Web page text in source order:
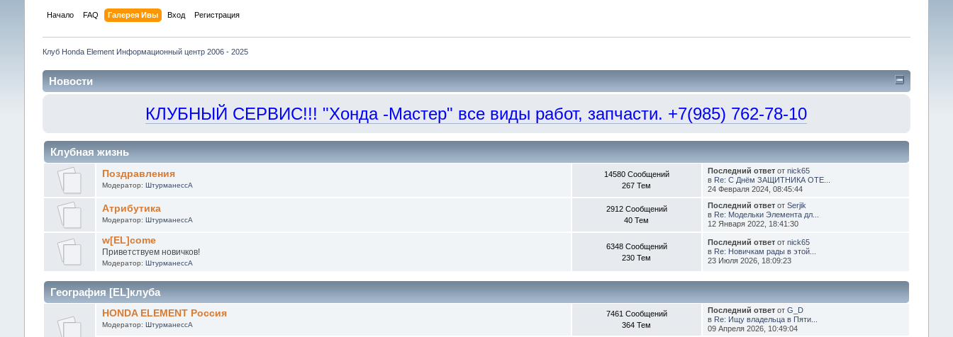
Начало FAQ Галерея Ивы Вход Регистрация
Клуб Honda Element Информационный центр 2006 - 2025
Новости
КЛУБНЫЙ СЕРВИС!!! "Хонда -Мастер" все виды работ, запчасти. +7(985) 762-78-10
Клубная жизнь
Поздравления
Модератор:ШтурманессА
14580 Сообщений
267 Тем
Последний ответ отnick65
в Re: С Днём ЗАЩИТНИКА ОТЕ...
24 Февраля 2024, 08:45:44
Атрибутика
Модератор:ШтурманессА
2912 Сообщений
40 Тем
Последний ответ отSerjik
в Re: Модельки Элемента дл...
12 Января 2022, 18:41:30
w[EL]come
Приветствуем новичков!
Модератор:ШтурманессА
6348 Сообщений
230 Тем
Последний ответ отnick65
в Re: Новичкам рады в этой...
23 Июля 2026, 18:09:23
География [EL]клуба
HONDA ELEMENT Россия
Модератор:ШтурманессА
7461 Сообщений
364 Тем
Последний ответ отG_D
в Re: Ищу владельца в Пяти...
09 Апреля 2026, 10:49:04